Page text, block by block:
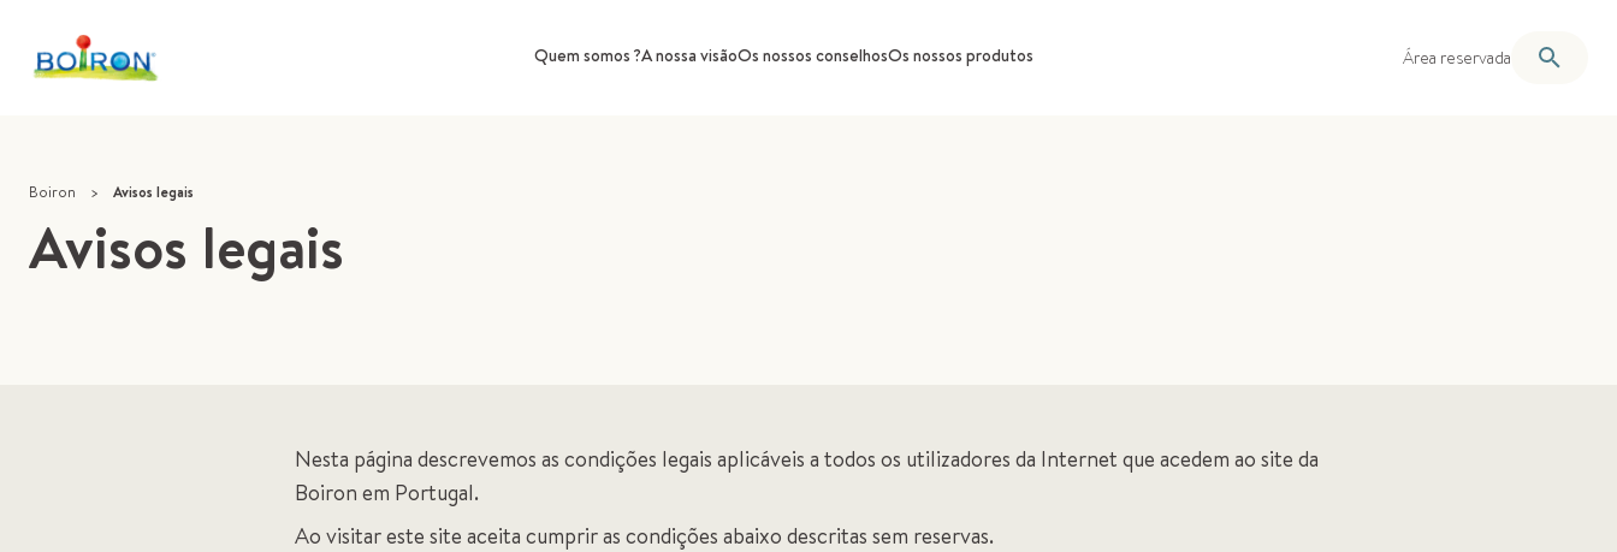
Quem somos ?A nossa visãoOs nossos conselhosOs nossos produtos Área reservada
Boiron > Avisos legais
Avisos legais
Nesta página descrevemos as condições legais aplicáveis a todos os utilizadores da Internet que acedem ao site da
Boiron em Portugal.
Ao visitar este site aceita cumprir as condições abaixo descritas sem reservas.